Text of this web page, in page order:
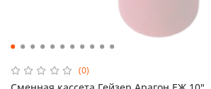
(0)